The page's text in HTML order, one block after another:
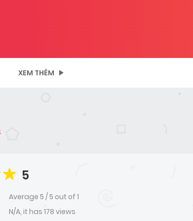
XEM THÊM
5
Average 5 /5 out of 1
N/A, it has 178 views